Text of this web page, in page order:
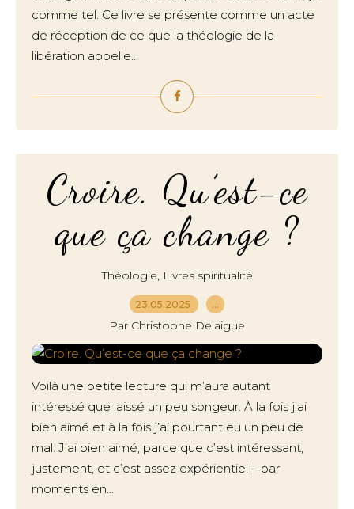
comme tel. Ce livre se présente comme un acte
de réception de ce que la théologie de la
libération appelle...
Croire. Qu’est-ce
que ça change ?
Théologie, Livres spiritualité
23.05.2025 …
Par Christophe Delaigue
Voilà une petite lecture qui m’aura autant
intéressé que laissé un peu songeur. À la fois j’ai
bien aimé et à la fois j’ai pourtant eu un peu de
mal. J’ai bien aimé, parce que c’est intéressant,
justement, et c’est assez expérientiel – par
moments en...